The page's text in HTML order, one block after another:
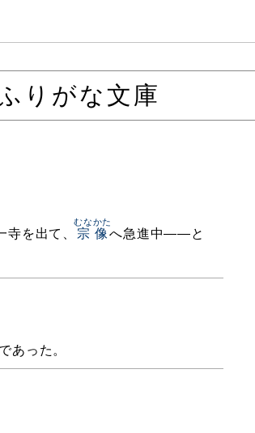
りがな文庫
寺を出て、 宗像
むなかた
へ急進中——と
あった。